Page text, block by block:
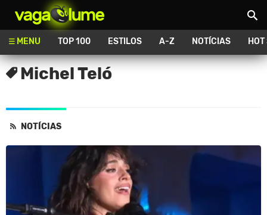
MENU TOP 100 ESTILOS A-Z NOTÍCIAS
Michel Teló
NOTÍCIAS